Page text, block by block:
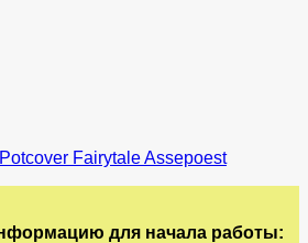
Fairytale Assepoest
для начала работы: